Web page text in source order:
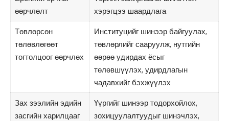
өөрчлөлт
хэрэгцээ шаардлага
Төвлөрсөн
төлөвлөгөөт
тогтолцоог өөрчлөх
Институцийг шинээр байгуулах,
төвлөрлийг сааруулж, нутгийн
өөрөө удирдах ёсыг
төлөвшүүлэх, удирдлагын
чадавхийг бэхжүүлэх
Зах зээлийн эдийн
засгийн харилцааг
Үүргийг шинээр тодорхойлох,
зохицуулалтуудыг шинэчлэх,